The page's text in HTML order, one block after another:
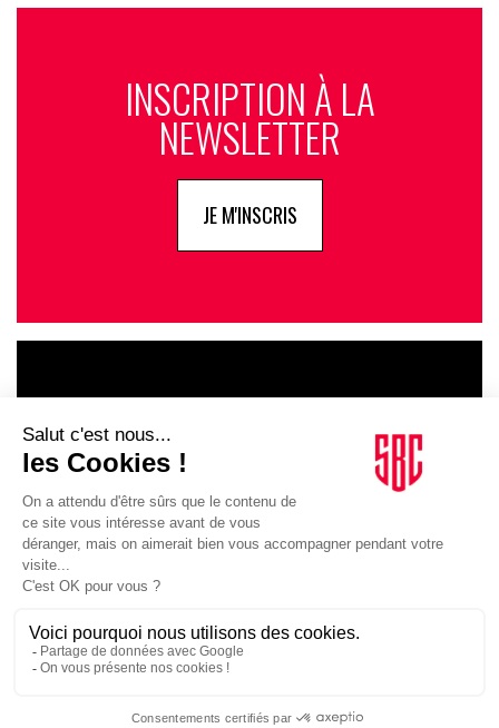
INSCRIPTION À LA
NEWSLETTER
JE M'INSCRIS
INFLUENCIA
JE DÉCOUVRE LE GROUPE